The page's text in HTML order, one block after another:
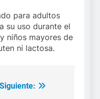
para adultos
su uso durante el
niños mayores de
ni lactosa.
Siguiente: